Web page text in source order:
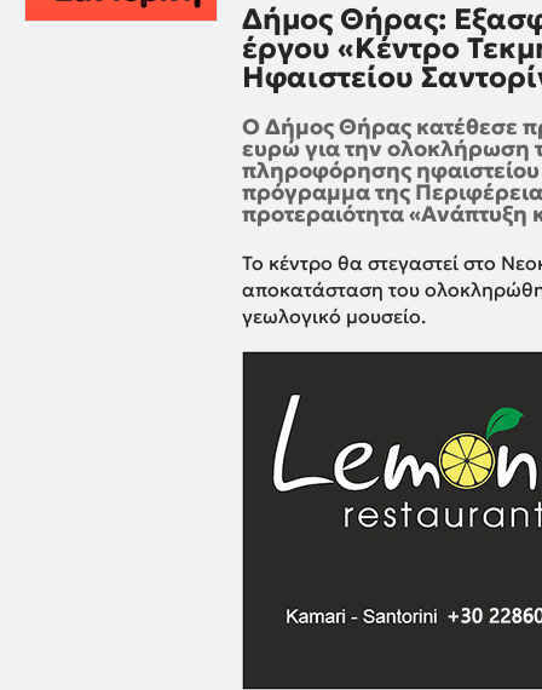
Δήμος Θήρας:
έργου «Κέντρο
Ηφαιστείου
Ο Δήμος Θήρας κατέθεσε
ευρώ για την ολοκλήρωση
πληροφόρησης ηφαιστείου
πρόγραμμα της
προτεραιότητα
Το κέντρο θα στεγαστεί στο
αποκατάσταση του
γεωλογικό μουσείο.